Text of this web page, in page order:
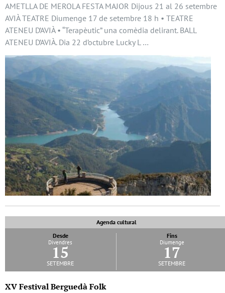
AMETLLA DE MEROLA FESTA MAJOR Dijous 21 al 26 setembre
AVIÀ TEATRE Diumenge 17 de setembre 18 h • TEATRE
ATENEU D’AVIÀ • “Terapèutic” una comèdia delirant. BALL
ATENEU D’AVIÀ. Dia 22 d’octubre Lucky L …
Agenda cultural
Desde
Divendres
15
setembre
Fins
Diumenge
17
setembre
XV Festival Berguedà Folk